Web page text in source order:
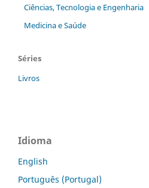
Ciências, Tecnologia e Engenharia
Medicina e Saúde
Séries
Livros
Idioma
English
Português (Portugal)